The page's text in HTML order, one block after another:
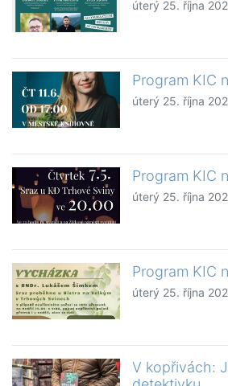
úterý 25. října
Program KIC
úterý 25. října
Program KIC
úterý 25. října
Program KIC
úterý 25. října
V kopřivách: